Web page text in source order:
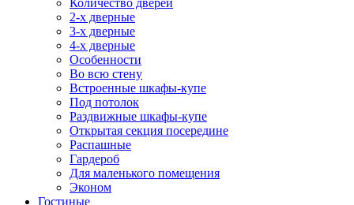
Количество дверей
2-х дверные
3-х дверные
4-х дверные
Особенности
Во всю стену
Встроенные шкафы-купе
Под потолок
Раздвижные шкафы-купе
Открытая секция посередине
Распашные
Гардероб
Для маленького помещения
Эконом
Гостиные